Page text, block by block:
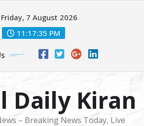
Friday, 7 August 2026
11:17:37 PM
Daily Kiran
– Breaking News Today, Live